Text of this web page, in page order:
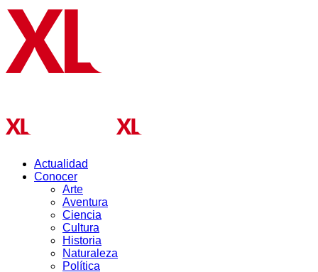
Actualidad
Conocer
Arte
Aventura
Ciencia
Cultura
Historia
Naturaleza
Política